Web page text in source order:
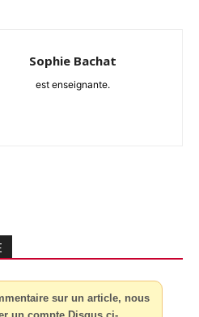
Sophie Bachat
est enseignante.
sur un article, nous